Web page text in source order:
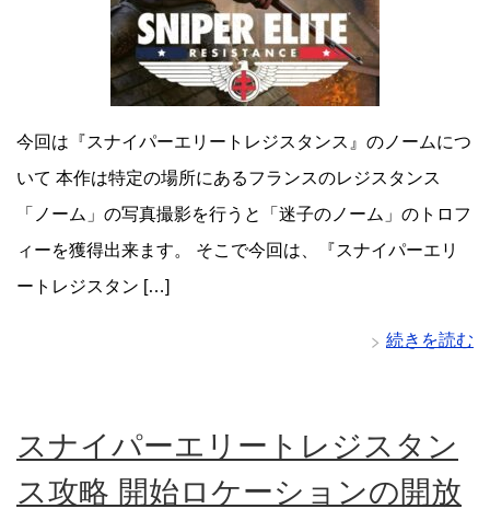
今回は『スナイパーエリートレジスタンス』のノームにつ
いて 本作は特定の場所にあるフランスのレジスタンス
「ノーム」の写真撮影を行うと「迷子のノーム」のトロフ
ィーを獲得出来ます。 そこで今回は、『スナイパーエリ
ートレジスタン […]
続きを読む
スナイパーエリートレジスタン
ス攻略 開始ロケーションの開放